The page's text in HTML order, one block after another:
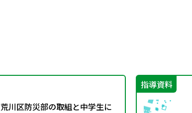
荒川区防災部の取組と中学生に
指導資料